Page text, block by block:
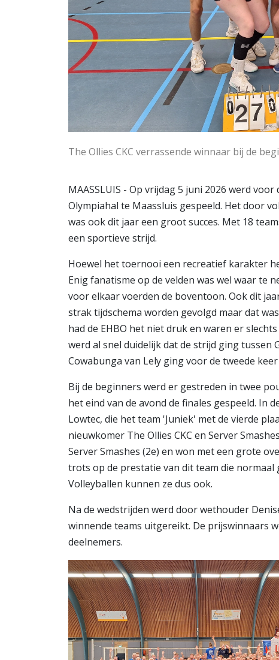
The Ollies CKC verrassende winnaar bij de
MAASSLUIS - Op vrijdag 5 juni 2026 werd
Olympiahal te Maassluis gespeeld. Het door
was ook dit jaar een groot succes. Met 18
een sportieve strijd.
Hoewel het toernooi een recreatief karakter
Enig fanatisme op de velden was wel waar te
voor elkaar voerden de boventoon. Ook dit
strak tijdschema worden gevolgd maar dat
had de EHBO het niet druk en waren er
werd al snel duidelijk dat de strijd ging tussen
Cowabunga van Lely ging voor de tweede
Bij de beginners werd er gestreden in twee
het eind van de avond de finales gespeeld. In
Lowtec, die het team 'Juniek' met de vierde
nieuwkomer The Ollies CKC en Server
Server Smashes (2e) en won met een grote
trots op de prestatie van dit team die
Volleyballen kunnen ze dus ook.
Na de wedstrijden werd door wethouder
winnende teams uitgereikt. De prijswinnaars
deelnemers.